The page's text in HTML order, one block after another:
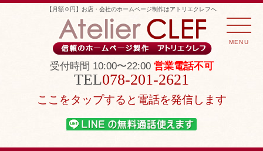
【月額０円】お店・会社のホームページ制作はアトリエクレフへ
受付時間 10:00〜22:00 営業電話不可
078-201-2621
ここをタップすると電話を発信します
MENU